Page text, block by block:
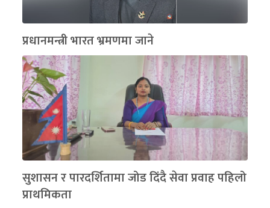
प्रधानमन्त्री भारत भ्रमणमा जाने
सुशासन र पारदर्शितामा जोड दिंदै सेवा प्रवाह पहिलो
प्राथमिकता